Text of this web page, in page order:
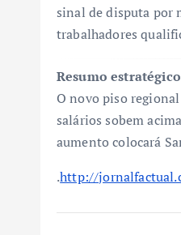
sinal de disputa por
trabalhadores
Resumo
O novo piso
salários sobem
aumento colocará
.http://